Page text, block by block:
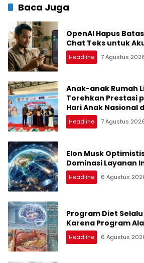
Baca Juga
OpenAI Hapus
Chat Teks untuk
Headline 7 Agustus
Anak-anak Rumah
Torehkan Prestasi
Hari Anak Nasional
Medan Belawan
Headline 7 Agustus
Elon Musk
Dominasi Layanan
Headline 6 Agustus
Program Diet
Karena Program
Headline 6 Agustus